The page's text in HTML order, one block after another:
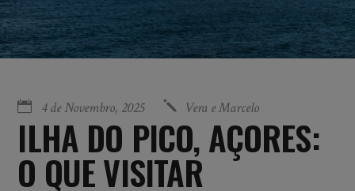
4 de Novembro, 2025 Vera e Marcelo
ILHA DO PICO, AÇORES:
O QUE VISITAR